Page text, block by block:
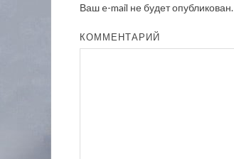
Ваш e-mail не будет опубликован.
КОММЕНТАРИЙ